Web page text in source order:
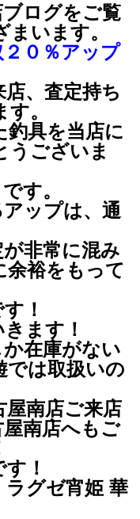
ログをご覧
います。
０％アップ
、査定持ち
。
釣具を当店に
うございま
す。
ップは、通
非常に混み
余裕をもって
！
ます！
在庫がない
では取扱いの
屋南店ご来店
南店へもご
！
グゼ宵姫 華